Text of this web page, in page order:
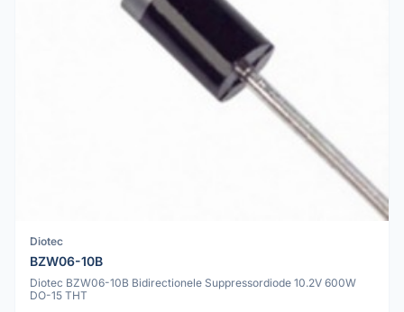
Diotec
BZW06-10B
Diotec BZW06-10B Bidirectionele Suppressordiode 10.2V 600W
DO-15 THT